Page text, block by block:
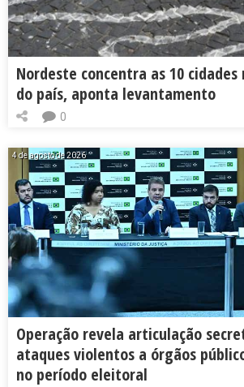
Nordeste concentra as 10
do país, aponta levantamento
0
4 de agosto de 2026
Operação revela articulação
ataques violentos a órgãos
no período eleitoral